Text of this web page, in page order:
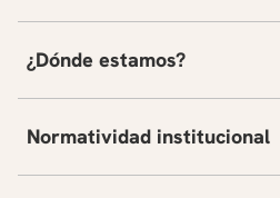
¿Dónde estamos?
Normatividad institucional